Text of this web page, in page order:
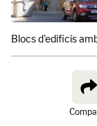
Blocs d'edificis